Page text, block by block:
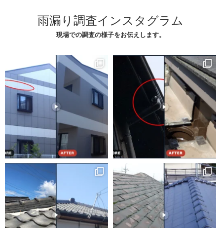
雨漏り調査インスタグラム
現場での調査の様子をお伝えします。